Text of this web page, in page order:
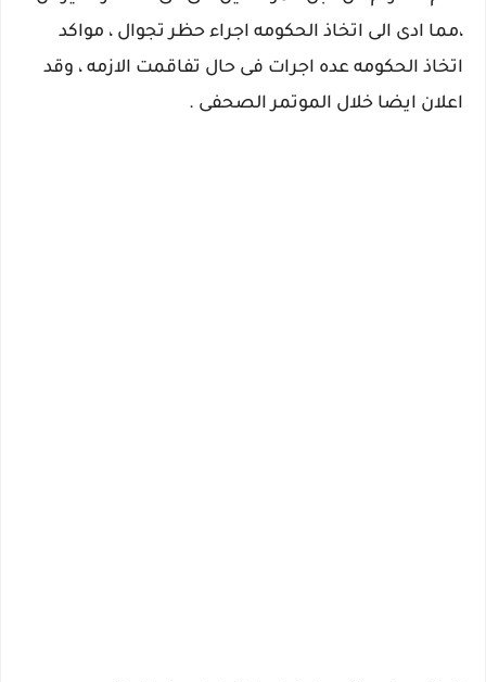
،مما ادى الى اتخاذ الحكومه اجراء حظر تجوال ، مواكد
اتخاذ الحكومه عده اجرات فى حال تفاقمت الازمه ، وقد
اعلان ايضا خلال الموتمر الصحفى .